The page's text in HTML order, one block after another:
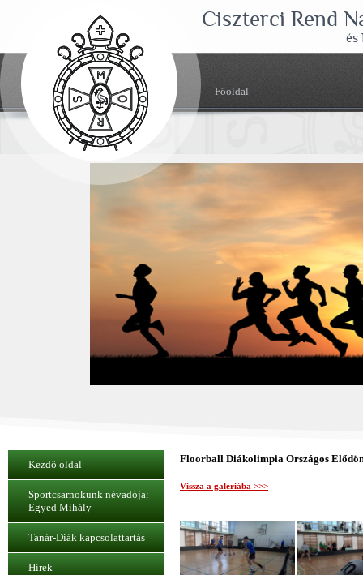
Ciszterci Rend
és
Főoldal
Kezdő oldal
Sportcsarnokunk névadója:
Egyed Mihály
Tanár-Diák kapcsolattartás
Hírek
Floorball Diákolimpia Országos
Vissza a galériába >>>